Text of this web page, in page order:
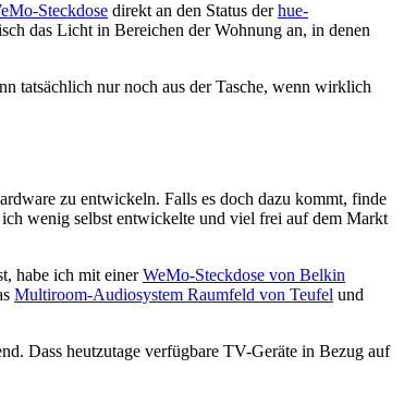
Steckdose direkt an den Status derhue-
das Licht in Bereichen der Wohnung an, in denen
tatsächlich nur noch aus der Tasche, wenn wirklich
zu entwickeln. Falls es doch dazu kommt, finde
wenig selbst entwickelte und viel frei auf dem Markt
habe ich mit einerWeMo-Steckdose von Belkin
Multiroom-Audiosystem Raumfeld von Teufel und
Dass heutzutage verfügbare TV-Geräte in Bezug auf